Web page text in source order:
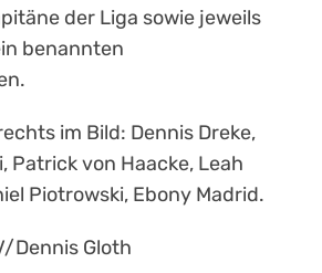
der Liga sowie jeweils
benannten
im Bild: Dennis Dreke,
Patrick von Haacke, Leah
Piotrowski, Ebony Madrid.
Dennis Gloth